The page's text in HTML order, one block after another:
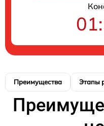
Преимущества Этапы